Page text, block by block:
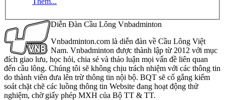
Diễn Đàn Cầu Lông Vnbadminton
Vnbadminton.com là diễn đàn về Cầu Lông Việt
Nam. Vnbadminton được thành lập từ 2012 với mục
đích giao lưu, học hỏi, chia sẻ và thảo luận mọi vấn đề liên quan
đến cầu lông. Chúng tôi sẽ không chịu trách nhiệm với các thông tin
do thành viên đưa lên trừ thông tin nội bộ. BQT sẽ cố gắng kiểm
soát chặt chẽ các luồng thông tin Website đang hoạt động thử
nghiệm, chờ giấy phép MXH của Bộ TT & TT.